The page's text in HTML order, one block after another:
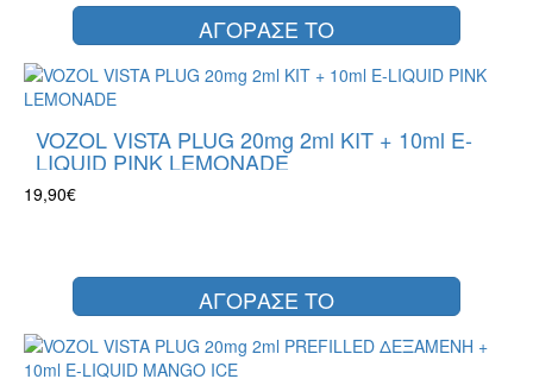
ΑΓΟΡΑΣΕ ΤΟ
VOZOL VISTA PLUG 20mg 2ml KIT + 10ml E-
LIQUID PINK LEMONADE
19,90€
ΑΓΟΡΑΣΕ ΤΟ